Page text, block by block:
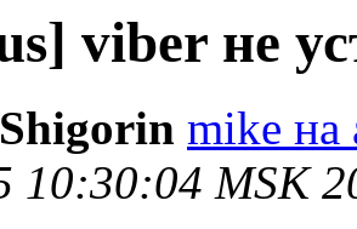
viber не
mike
10:30:04 MSK